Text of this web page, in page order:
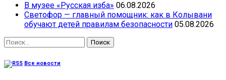
В музее «Русская изба» 06.08.2026
Светофор — главный помощник: как в Колывани
обучают детей правилам безопасности 05.08.2026
Найти:
Все новости